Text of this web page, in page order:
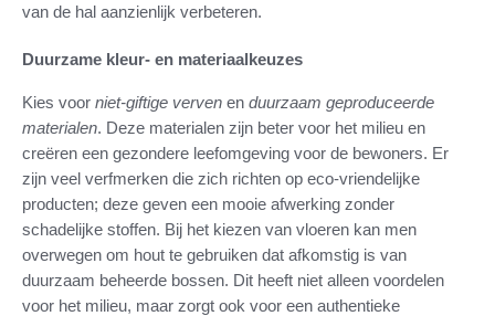
van de hal aanzienlijk verbeteren.
Duurzame kleur- en materiaalkeuzes
Kies voor niet-giftige verven en duurzaam geproduceerde
materialen. Deze materialen zijn beter voor het milieu en
creëren een gezondere leefomgeving voor de bewoners. Er
zijn veel verfmerken die zich richten op eco-vriendelijke
producten; deze geven een mooie afwerking zonder
schadelijke stoffen. Bij het kiezen van vloeren kan men
overwegen om hout te gebruiken dat afkomstig is van
duurzaam beheerde bossen. Dit heeft niet alleen voordelen
voor het milieu, maar zorgt ook voor een authentieke